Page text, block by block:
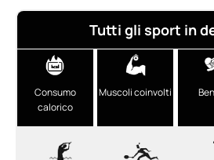
Tutti gli sport in
Consumo
calorico
Muscoli coinvolti